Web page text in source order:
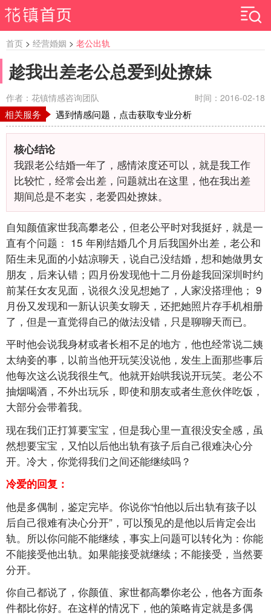
首页 > 经营婚姻 > 老公出轨
趁我出差老公总爱到处撩妹
作者：花镇情感咨询团队 时间：2016-02-18
相关服务 遇到情感问题，点击获取专业分析
核心结论
我跟老公结婚一年了，感情浓度还可以，就是我工作
比较忙，经常会出差，问题就出在这里，他在我出差
期间总是不老实，老爱四处撩妹。
自知颜值家世我高攀老公，但老公平时对我挺好，就是一
直有个问题： 15 年刚结婚几个月后我国外出差，老公和
陌生未见面的小姑凉聊天，说自己没结婚，想和她做男女
朋友，后来认错；四月份发现他十二月份趁我回深圳时约
前某任女友见面，说很久没见想她了，人家没搭理他； 9
月份又发现和一新认识美女聊天，还把她照片存手机相册
了，但是一直觉得自己的做法没错，只是聊聊天而已。
平时他会说我身材或者长相不足的地方，他也经常说二姨
太纳妾的事，以前当他开玩笑没说他，发生上面那些事后
他每次这么说我很生气。他就开始哄我说开玩笑。老公不
抽烟喝酒，不外出玩乐，即使和朋友或者生意伙伴吃饭，
大部分会带着我。
现在我们正打算要宝宝，但是我心里一直很没安全感，虽
然想要宝宝，又怕以后他出轨有孩子后自己很难决心分
开。冷大，你觉得我们之间还能继续吗？
冷爱的回复：
他是多偶制，鉴定完毕。你说你“怕他以后出轨有孩子以
后自己很难有决心分开”，可以预见的是他以后肯定会出
轨。所以你问能不能继续，事实上问题可以转化为：你能
不能接受他出轨。如果能接受就继续；不能接受，当然要
分开。
你自己都说了，你颜值、家世都高攀你老公，他各方面条
件都比你好。在这样的情况下，他的策略肯定就是多偶